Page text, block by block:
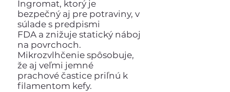
Ingromat, ktorý je
bezpečný aj pre potraviny, v
súlade s predpismi
FDA a znižuje statický náboj
na povrchoch.
Mikrozvlhčenie spôsobuje,
že aj veľmi jemné
prachové častice priľnú k
filamentom kefy.